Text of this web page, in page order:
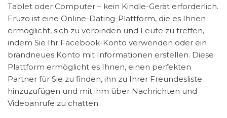
Tablet oder Computer – kein Kindle-Gerät erforderlich.
Fruzo ist eine Online-Dating-Plattform, die es Ihnen
ermöglicht, sich zu verbinden und Leute zu treffen,
indem Sie Ihr Facebook-Konto verwenden oder ein
brandneues Konto mit Informationen erstellen. Diese
Plattform ermöglicht es Ihnen, einen perfekten
Partner für Sie zu finden, ihn zu Ihrer Freundesliste
hinzuzufügen und mit ihm über Nachrichten und
Videoanrufe zu chatten.